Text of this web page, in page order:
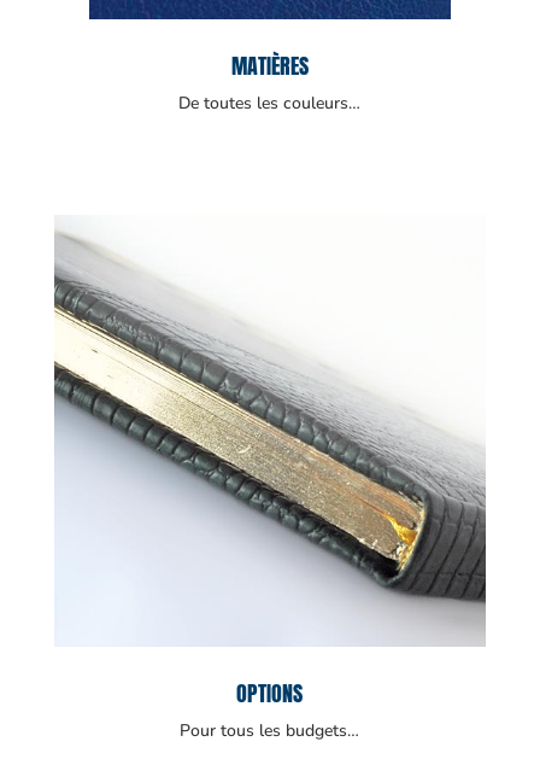
MATIÈRES
De toutes les couleurs…
OPTIONS
Pour tous les budgets…